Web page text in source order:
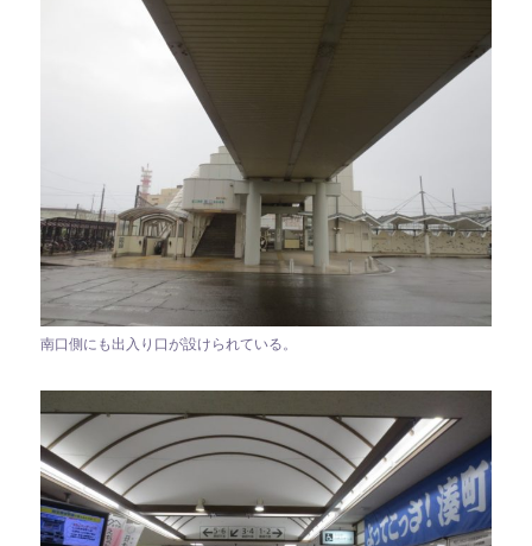
南口側にも出入り口が設けられている。